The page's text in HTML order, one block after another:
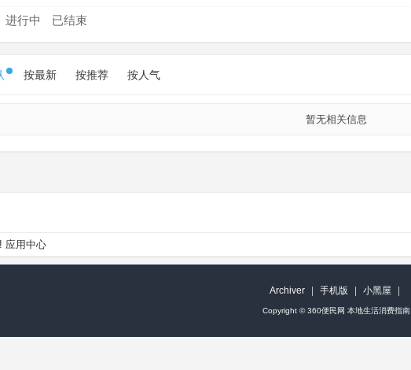
进行中 已结束
按最新 按推荐 按人气
暂无相关信息
应用中心
Archiver 手机版 小黑屋
Copyright ©360便民网 本地生活消费指南